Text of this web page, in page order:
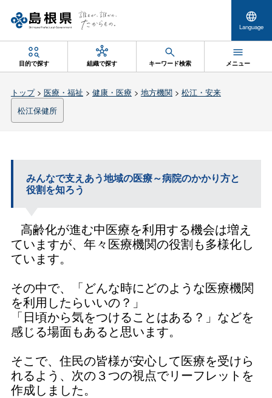
Language
目的で探す 組織で探す キーワード検索 メニュー
トップ> 医療・福祉 > 健康・医療 > 地方機関> 松江・安来
松江保健所
みんなで支えあう地域の医療～病院のかかり方と
役割を知ろう
高齢化が進む中医療を利用する機会は増え
ていますが、年々医療機関の役割も多様化し
ています。
その中で、「どんな時にどのような医療機関
を利用したらいいの？」
「日頃から気をつけることはある？」などを
感じる場面もあると思います。
そこで、住民の皆様が安心して医療を受けら
れるよう、次の３つの視点でリーフレットを
作成しました。